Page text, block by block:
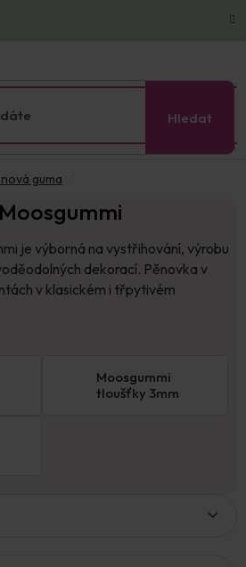
Hledat
guma
je výborná na vystřihování, výrobu
dekorací. Pěnovka v
v klasickém i třpytivém
Moosgummi
tloušťky 3mm